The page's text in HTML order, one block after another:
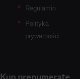
Regulamin
Polityka
prywatności